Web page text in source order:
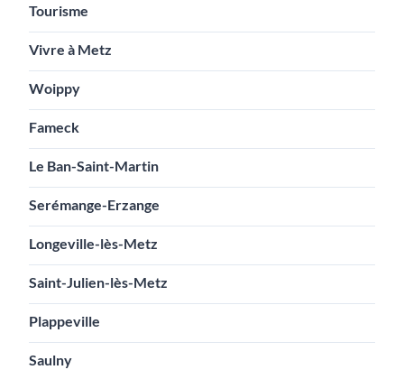
Tourisme
Vivre à Metz
Woippy
Fameck
Le Ban-Saint-Martin
Serémange-Erzange
Longeville-lès-Metz
Saint-Julien-lès-Metz
Plappeville
Saulny